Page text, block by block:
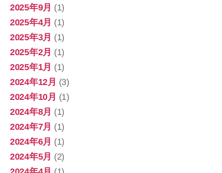
2025年9月 (1)
2025年4月 (1)
2025年3月 (1)
2025年2月 (1)
2025年1月 (1)
2024年12月 (3)
2024年10月 (1)
2024年8月 (1)
2024年7月 (1)
2024年6月 (1)
2024年5月 (2)